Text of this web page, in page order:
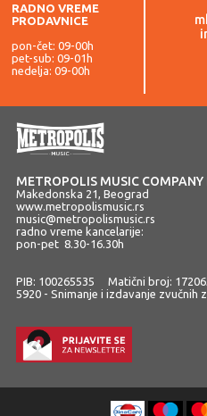
RADNO VREME
PRODAVNICE
pon-čet: 09-00h
pet-sub: 09-01h
nedelja: 09-00h
METROPOLIS MUSIC COMPANY
Makedonska 21, Beograd
www.metropolismusic.rs
music@metropolismusic.rs
radno vreme kancelarije:
pon-pet 8.30-16.30h
PIB: 100265535 Matični broj:
5920 - Snimanje i izdavanje zvučnih